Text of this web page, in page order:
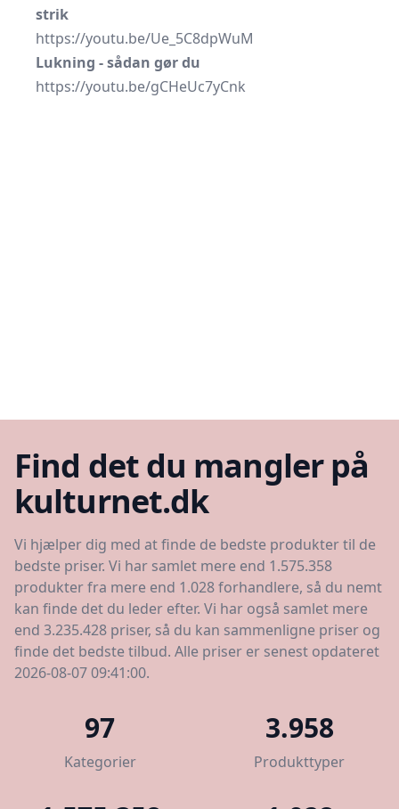
strik
https://youtu.be/Ue_5C8dpWuM
Lukning - sådan gør du
https://youtu.be/gCHeUc7yCnk
Find det du mangler på
kulturnet.dk
Vi hjælper dig med at finde de bedste produkter til de
bedste priser. Vi har samlet mere end 1.575.358
produkter fra mere end 1.028 forhandlere, så du nemt
kan finde det du leder efter. Vi har også samlet mere
end 3.235.428 priser, så du kan sammenligne priser og
finde det bedste tilbud. Alle priser er senest opdateret
2026-08-07 09:41:00.
97
Kategorier
3.958
Produkttyper